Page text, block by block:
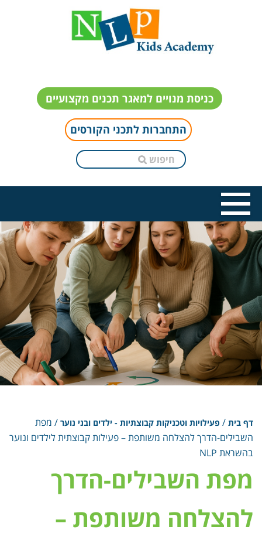
כניסת מנויים למאגר תכנים מקצועיים
התחברות לתכני הקורסים
דף בית / פעילויות וטכניקות קבוצתיות - ילדים ובני נוער / מפת
השבילים-הדרך להצלחה משותפת – פעילות קבוצתית לילדים ונוער
בהשראת NLP
מפת השבילים-הדרך
להצלחה משותפת –